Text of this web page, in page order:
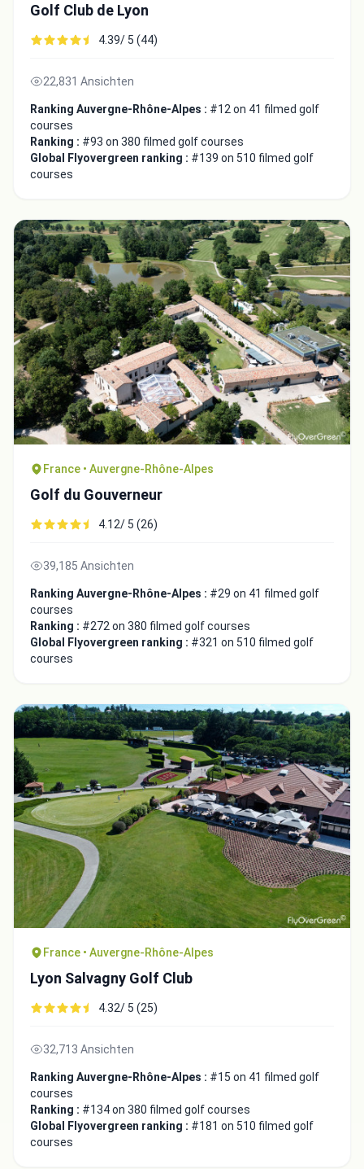
Golf Club de Lyon
4.39/ 5 (44)
22,831 Ansichten
Ranking Auvergne-Rhône-Alpes : #12 on 41 filmed golf
courses
Ranking : #93 on 380 filmed golf courses
Global Flyovergreen ranking : #139 on 510 filmed golf
courses
France • Auvergne-Rhône-Alpes
Golf du Gouverneur
4.12/ 5 (26)
39,185 Ansichten
Ranking Auvergne-Rhône-Alpes : #29 on 41 filmed golf
courses
Ranking : #272 on 380 filmed golf courses
Global Flyovergreen ranking : #321 on 510 filmed golf
courses
France • Auvergne-Rhône-Alpes
Lyon Salvagny Golf Club
4.32/ 5 (25)
32,713 Ansichten
Ranking Auvergne-Rhône-Alpes : #15 on 41 filmed golf
courses
Ranking : #134 on 380 filmed golf courses
Global Flyovergreen ranking : #181 on 510 filmed golf
courses
Integrate video
Video choice: